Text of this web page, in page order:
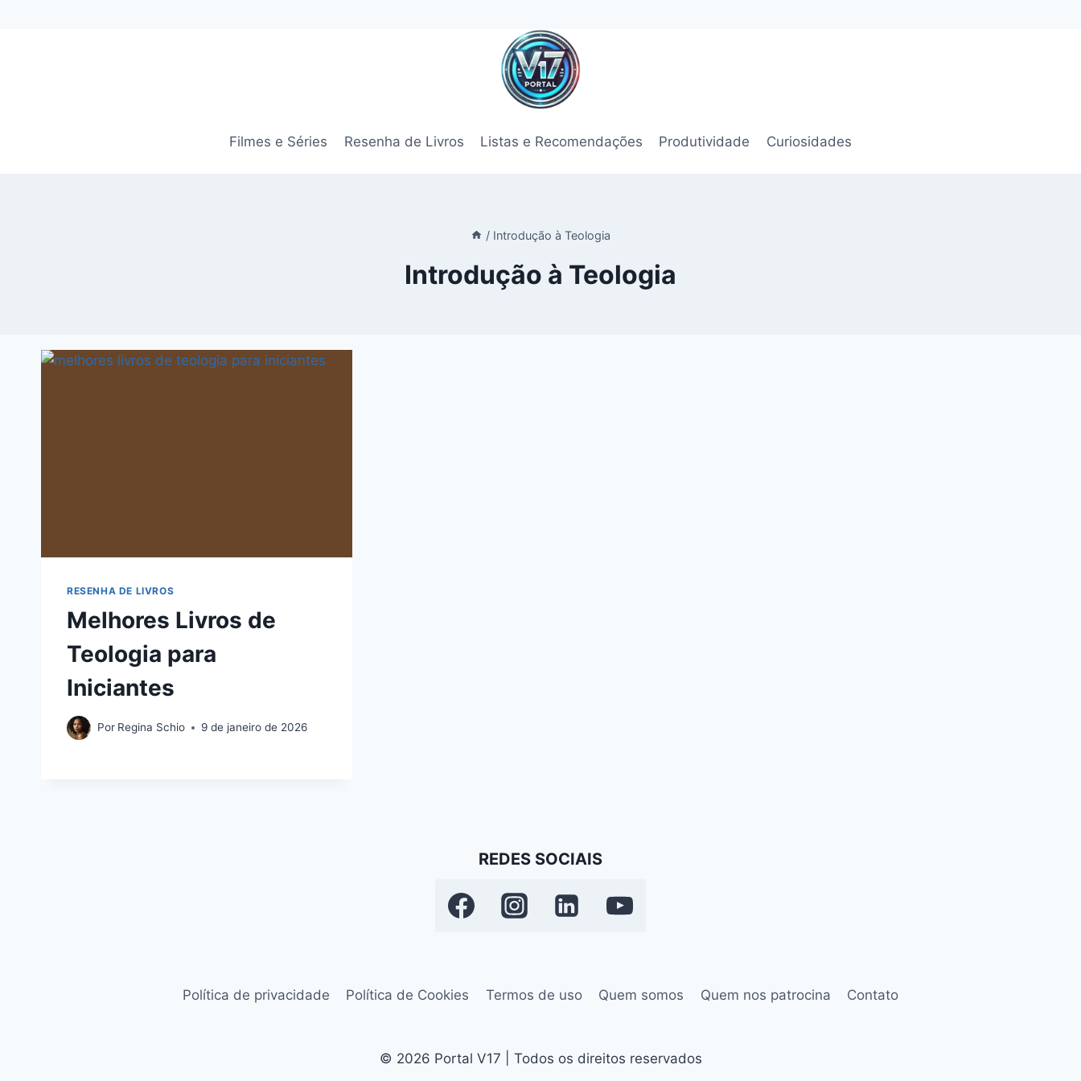
Filmes e Séries Resenha de Livros Listas e Recomendações Produtividade Curiosidades
/ Introdução à Teologia
Introdução à Teologia
RESENHA DE LIVROS
Melhores Livros de
Teologia para
Iniciantes
Por Regina Schio 9 de janeiro de 2026
REDES SOCIAIS
Política de privacidade Política de Cookies Termos de uso Quem somos Quem nos patrocina Contato
© 2026 Portal V17 | Todos os direitos reservados